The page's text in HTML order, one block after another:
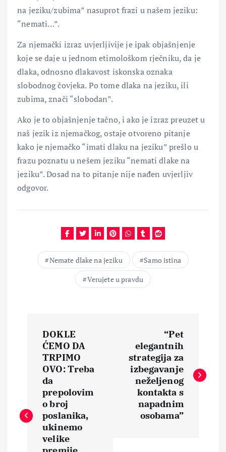
na jeziku/zubima” nasuprot frazi u našem jeziku:
“nemati…”.
Za njemački izraz uvjerljivije je ipak objašnjenje
koje se daje u jednom etimološkom rječniku, da je
dlaka, odnosno dlakavost iskonska oznaka
slobodnog čovjeka. Po tome dlaka na jeziku, ili
zubima, znači “slobodan”.
Ako je to objašnjenje tačno, i ako je izraz preuzet u
naš jezik iz njemačkog, ostaje otvoreno pitanje
kako je njemačko “imati dlaku na jeziku” prešlo u
frazu poznatu u nešem jeziku “nemati dlake na
jeziku”. Dosad na to pitanje nije nađen uvjerljiv
odgovor.
Nemate dlake na jeziku
Samo istina
Verujete u pravdu
g
DOKLE
ĆEMO DA
TRPIMO
OVO: Treba
da
prepolovim
o broj
poslanika,
ukinemo
velike
“Pet
elegantnih
strategija za
izbegavanje
neželjenog
kontakta s
napadnim
osobama”